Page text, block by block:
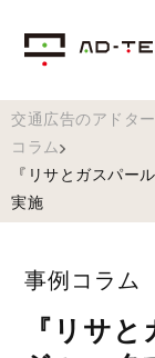
交通広告のアドタ
コラム
『リサとガスパー
実施
事例コラム
『リサ